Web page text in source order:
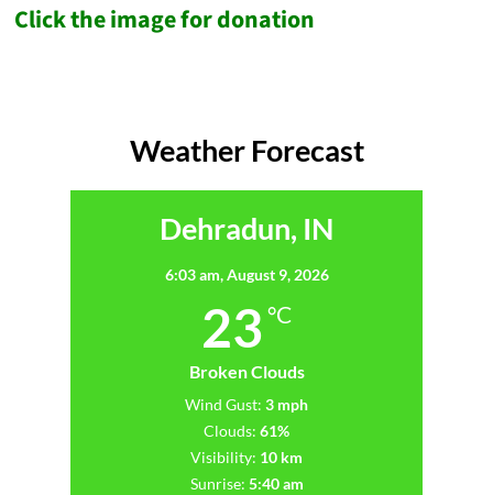
Click the image for donation
Weather Forecast
Dehradun, IN
6:03 am,August 9, 2026
23 °C
Broken Clouds
Wind Gust: 3 mph
Clouds: 61%
Visibility: 10 km
Sunrise: 5:40 am